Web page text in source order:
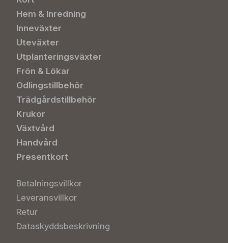
Hem & Inredning
Inneväxter
Uteväxter
Utplanteringsväxter
Frön & Lökar
Odlingstillbehör
Trädgårdstillbehör
Krukor
Växtvård
Handvård
Presentkort
Betalningsvillkor
Leveransvillkor
Retur
Dataskyddsbeskrivning